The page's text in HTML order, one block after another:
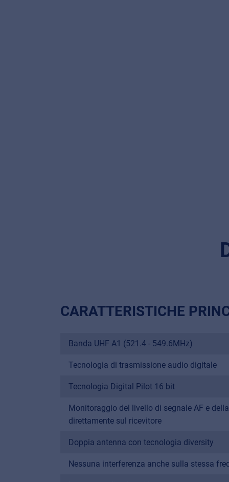
CARATTERISTICHE
Banda UHF A1 (521.4 - 549.6MHz)
Tecnologia di trasmissione audio digitale
Tecnologia Digital Pilot 16 bit
Monitoraggio del livello di segnale AF e
direttamente sul ricevitore
Doppia antenna con tecnologia diversity
Nessuna interferenza anche sulla stessa